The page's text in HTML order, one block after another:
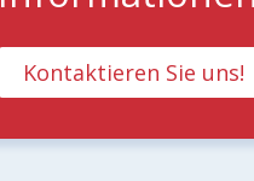
Kontaktieren Sie uns!